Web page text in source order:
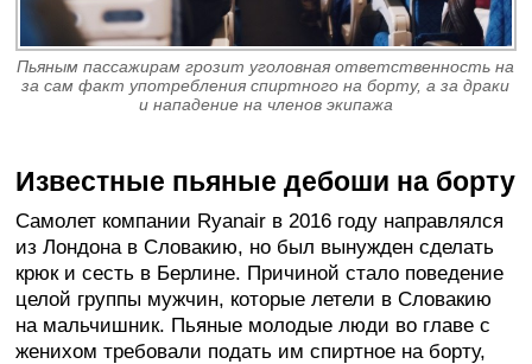
Пьяным пассажирам грозит уголовная ответственность на
за сам факт употребления спиртного на борту, а за драки
и нападение на членов экипажа
Известные пьяные дебоши на борту
Самолет компании Ryanair в 2016 году направлялся
из Лондона в Словакию, но был вынужден сделать
крюк и сесть в Берлине. Причиной стало поведение
целой группы мужчин, которые летели в Словакию
на мальчишник. Пьяные молодые люди во главе с
женихом требовали подать им спиртное на борту,